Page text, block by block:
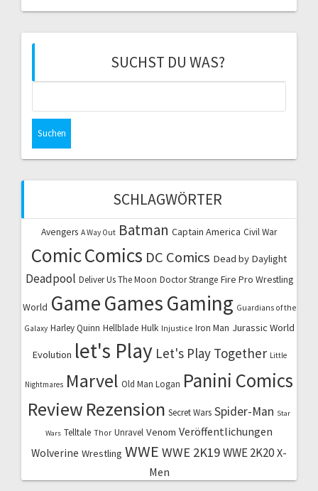
SUCHST DU WAS?
SCHLAGWÖRTER
Avengers A Way Out Batman Captain America Civil War
ComicComics DC Comics Dead by Daylight
Deadpool Deliver Us The Moon Doctor Strange Fire Pro Wrestling
World GameGamesGaming Guardians of the
Galaxy Harley Quinn Hellblade Hulk Injustice Iron Man Jurassic World
Evolution let's Play Let's Play Together Little
Nightmares Marvel Old Man Logan Panini Comics
Review Rezension Secret Wars Spider-Man Star
Wars Telltale Thor Unravel Venom Veröffentlichungen
Wolverine Wrestling WWE WWE 2K19WWE 2K20 X-
Men